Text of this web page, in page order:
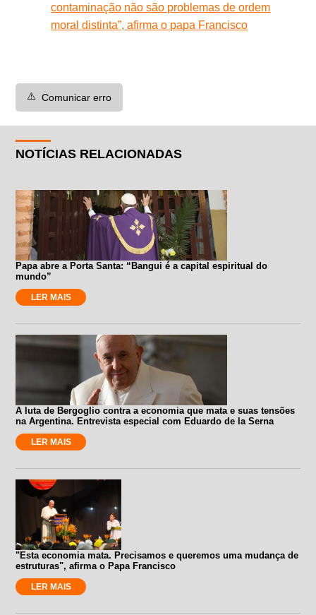
contaminação não são problemas de ordem
moral distinta”, afirma o papa Francisco
⚠️ Comunicar erro
NOTÍCIAS RELACIONADAS
Papa abre a Porta Santa: “Bangui é a capital espiritual do
mundo”
LER MAIS
A luta de Bergoglio contra a economia que mata e suas tensões
na Argentina. Entrevista especial com Eduardo de la Serna
LER MAIS
"Esta economia mata. Precisamos e queremos uma mudança de
estruturas", afirma o Papa Francisco
LER MAIS